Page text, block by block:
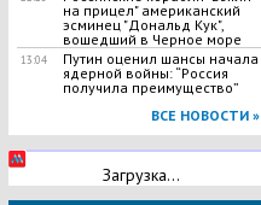
на прицел" американский
эсминец "Дональд Кук",
вошедший в Черное море
13:04
Путин оценил шансы начала
ядерной войны: “Россия
получила преимущество”
ВСЕ НОВОСТИ »
Загрузка...